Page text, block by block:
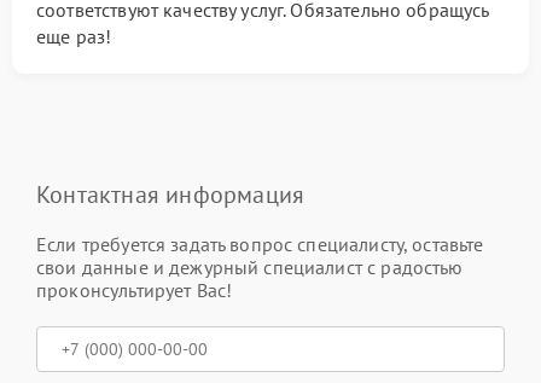
соответствуют качеству услуг. Обязательно обращусь
еще раз!
Контактная информация
Если требуется задать вопрос специалисту, оставьте
свои данные и дежурный специалист с радостью
проконсультирует Вас!